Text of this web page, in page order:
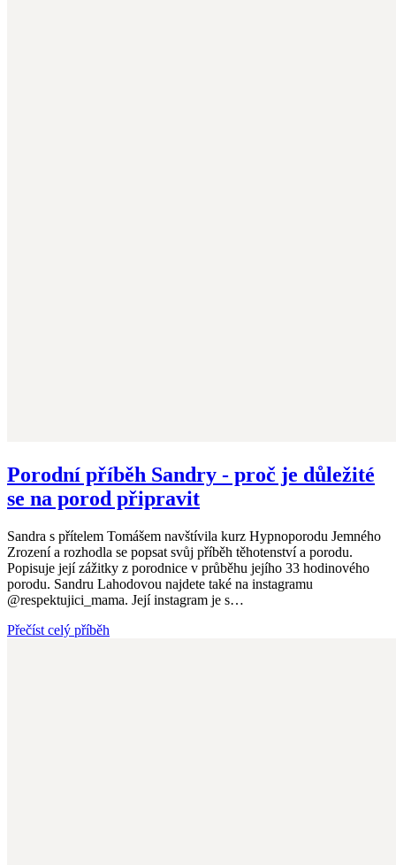
Porodní příběh Sandry - proč je důležité
se na porod připravit
Sandra s přítelem Tomášem navštívila kurz Hypnoporodu Jemného
Zrození a rozhodla se popsat svůj příběh těhotenství a porodu.
Popisuje její zážitky z porodnice v průběhu jejího 33 hodinového
porodu. Sandru Lahodovou najdete také na instagramu
@respektujici_mama. Její instagram je s…
Přečíst celý příběh